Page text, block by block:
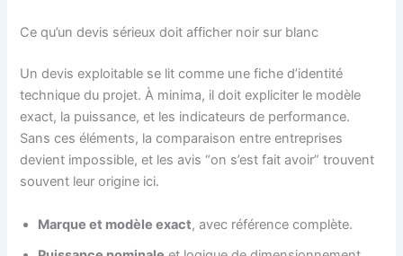
Ce qu’un devis sérieux doit afficher noir sur blanc
Un devis exploitable se lit comme une fiche d’identité
technique du projet. À minima, il doit expliciter le modèle
exact, la puissance, et les indicateurs de performance.
Sans ces éléments, la comparaison entre entreprises
devient impossible, et les avis “on s’est fait avoir” trouvent
souvent leur origine ici.
Marque et modèle exact, avec référence complète.